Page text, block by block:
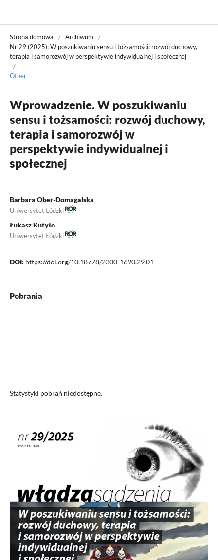
Strona domowa / Archiwum
/
Nr 29 (2025): W poszukiwaniu sensu i tożsamości: rozwój duchowy,
terapia i samorozwój w perspektywie indywidualnej i społecznej
/
Other
Wprowadzenie. W poszukiwaniu
sensu i tożsamości: rozwój duchowy,
terapia i samorozwój w
perspektywie indywidualnej i
społecznej
Barbara Ober-Domagalska
Uniwersytet Łódzki
Łukasz Kutyło
Uniwersytet Łódzki
DOI: https://doi.org/10.18778/2300-1690.29.01
Pobrania
Statystyki pobrań niedostępne.